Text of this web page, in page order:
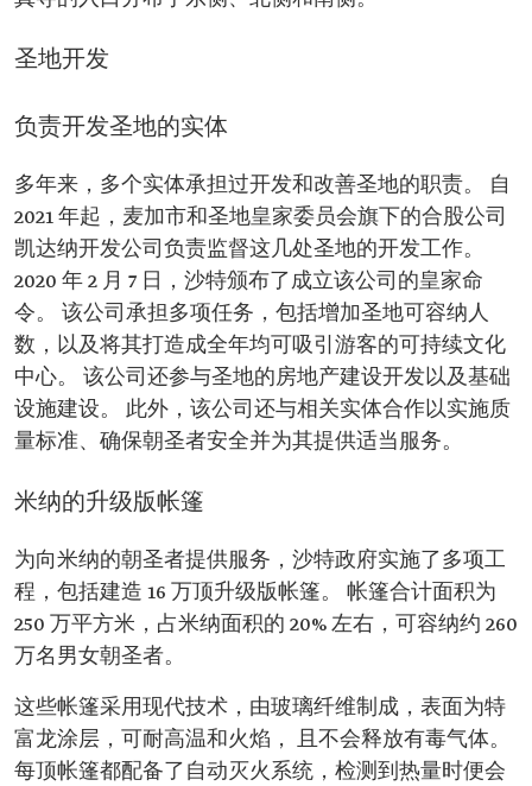
圣地开发
负责开发圣地的实体
多年来，多个实体承担过开发和改善圣地的职责。 自
2021 年起，麦加市和圣地皇家委员会旗下的合股公司
凯达纳开发公司负责监督这几处圣地的开发工作。
2020 年 2 月 7 日，沙特颁布了成立该公司的皇家命
令。 该公司承担多项任务，包括增加圣地可容纳人
数，以及将其打造成全年均可吸引游客的可持续文化
中心。 该公司还参与圣地的房地产建设开发以及基础
设施建设。 此外，该公司还与相关实体合作以实施质
量标准、确保朝圣者安全并为其提供适当服务。
米纳的升级版帐篷
为向米纳的朝圣者提供服务，沙特政府实施了多项工
程，包括建造 16 万顶升级版帐篷。 帐篷合计面积为
250 万平方米，占米纳面积的 20% 左右，可容纳约 260
万名男女朝圣者。
这些帐篷采用现代技术，由玻璃纤维制成，表面为特
富龙涂层，可耐高温和火焰， 且不会释放有毒气体。
每顶帐篷都配备了自动灭火系统，检测到热量时便会